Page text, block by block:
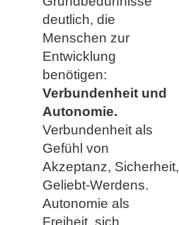
deutlich, die
Menschen zur
Entwicklung
benötigen:
Verbundenheit und
Autonomie.
Verbundenheit als
Gefühl von
Akzeptanz, Sicherheit,
Geliebt-Werdens.
Autonomie als
Freiheit, sich